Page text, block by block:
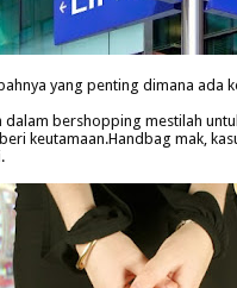
yang penting dimana ada
dalam bershopping mestilah
keutamaan.Handbag mak,